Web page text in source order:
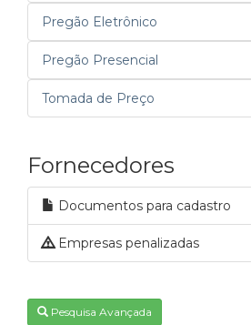
Pregão Eletrônico
Pregão Presencial
Tomada de Preço
Fornecedores
Documentos para cadastro
Empresas penalizadas
Pesquisa Avançada